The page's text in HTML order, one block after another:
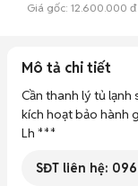
Giá gốc: 12.600.000 đ
Mô tả chi tiết
Cần thanh lý tủ
kích hoạt bảo hành
Lh ***
SĐT liên hệ: